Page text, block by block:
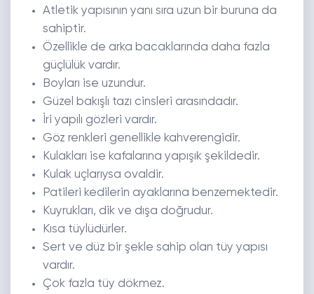
Atletik yapısının yanı sıra uzun bir buruna da
sahiptir.
Özellikle de arka bacaklarında daha fazla
güçlülük vardır.
Boyları ise uzundur.
Güzel bakışlı tazı cinsleri arasındadır.
İri yapılı gözleri vardır.
Göz renkleri genellikle kahverengidir.
Kulakları ise kafalarına yapışık şekildedir.
Kulak uçlarıysa ovaldir.
Patileri kedilerin ayaklarına benzemektedir.
Kuyrukları, dik ve dışa doğrudur.
Kısa tüylüdürler.
Sert ve düz bir şekle sahip olan tüy yapısı
vardır.
Çok fazla tüy dökmez.